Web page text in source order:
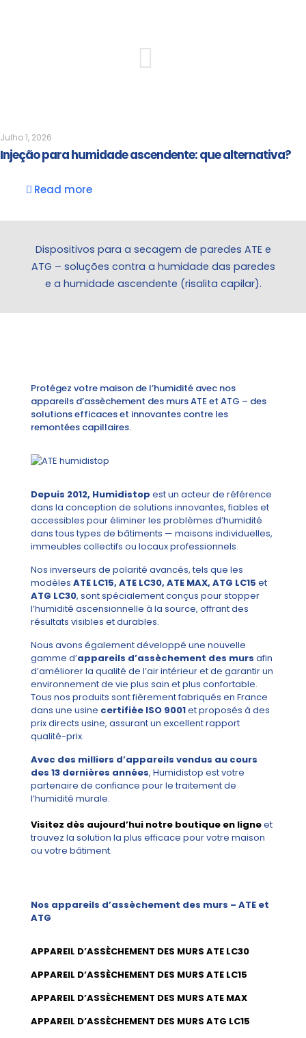
Julho 1, 2026
Injeção para humidade ascendente: que alternativa?
Read more
Dispositivos para a secagem de paredes ATE e
ATG – soluções contra a humidade das paredes
e a humidade ascendente (risalita capilar).
Protégez votre maison de l’humidité avec nos
appareils d’assèchement des murs ATE et ATG – des
solutions efficaces et innovantes contre les
remontées capillaires.
Depuis 2012, Humidistop est un acteur de référence
dans la conception de solutions innovantes, fiables et
accessibles pour éliminer les problèmes d’humidité
dans tous types de bâtiments — maisons individuelles,
immeubles collectifs ou locaux professionnels.
Nos inverseurs de polarité avancés, tels que les
modèles ATE LC15, ATE LC30, ATE MAX, ATG LC15 et
ATG LC30, sont spécialement conçus pour stopper
l’humidité ascensionnelle à la source, offrant des
résultats visibles et durables.
Nous avons également développé une nouvelle
gamme d’appareils d’assèchement des murs afin
d’améliorer la qualité de l’air intérieur et de garantir un
environnement de vie plus sain et plus confortable.
Tous nos produits sont fièrement fabriqués en France
dans une usine certifiée ISO 9001et proposés à des
prix directs usine, assurant un excellent rapport
qualité-prix.
Avec des milliers d’appareils vendus au cours
des 13 dernières années, Humidistop est votre
partenaire de confiance pour le traitement de
l’humidité murale.
Visitez dès aujourd’hui notre boutique en ligneet
trouvez la solution la plus efficace pour votre maison
ou votre bâtiment.
Nos appareils d’assèchement des murs – ATE et
ATG
APPAREIL D’ASSÈCHEMENT DES MURS ATE LC30
APPAREIL D’ASSÈCHEMENT DES MURS ATE LC15
APPAREIL D’ASSÈCHEMENT DES MURS ATE MAX
APPAREIL D’ASSÈCHEMENT DES MURS ATG LC15